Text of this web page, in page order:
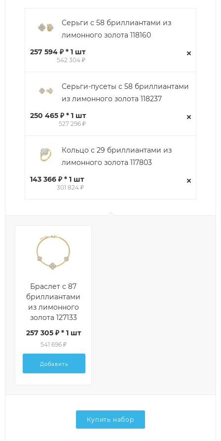
Серьги с 58 бриллиантами из
лимонного золота 118160
257 594 ₽ * 1 шт
542 304 ₽
Серьги-пусеты с 58 бриллиантами
из лимонного золота 118237
250 465 ₽ * 1 шт
527 296 ₽
Кольцо с 29 бриллиантами из
лимонного золота 117803
143 366 ₽ * 1 шт
301 824 ₽
Браслет с 87
бриллиантами
из лимонного
золота 127133
257 305 ₽ * 1 шт
541 696 ₽
Добавить
Купить набор